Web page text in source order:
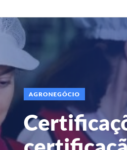
AGRONEGÓCIO